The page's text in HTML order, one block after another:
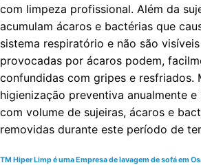
com limpeza profissional. Além da
acumulam ácaros e bactérias que
sistema respiratório e não são
provocadas por ácaros podem,
confundidas com gripes e resfriados.
higienização preventiva anualmente
com volume de sujeiras, ácaros e
removidas durante este período de
TM Hiper Limp é uma Empresa de lavagem de sofá em